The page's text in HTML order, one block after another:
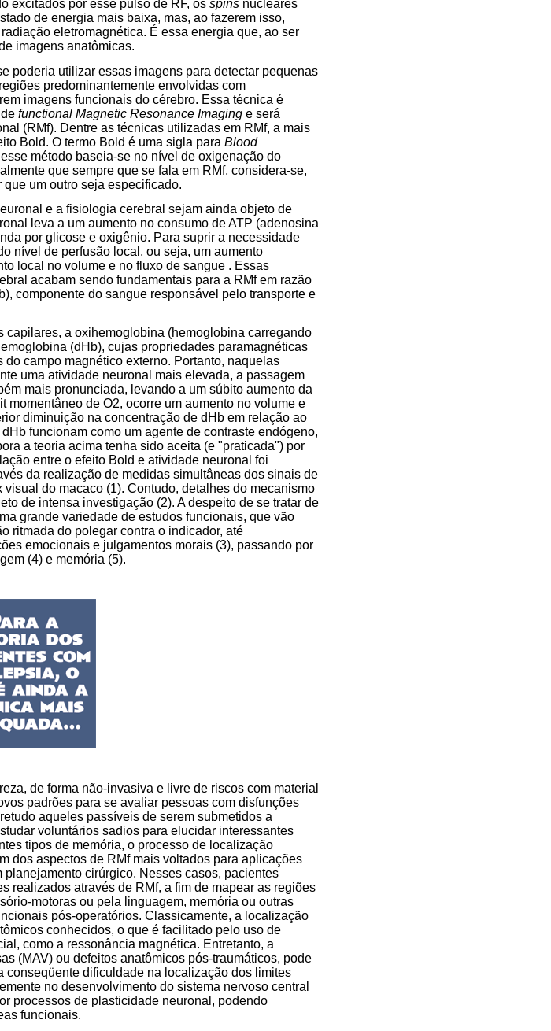
excitados por esse pulso de RF, os spins nucleares
de energia mais baixa, mas, ao fazerem isso,
eletromagnética. É essa energia que, ao ser
imagens anatômicas.
poderia utilizar essas imagens para detectar pequenas
predominantemente envolvidas com
imagens funcionais do cérebro. Essa técnica é
functional Magnetic Resonance Imaging e será
(RMf). Dentre as técnicas utilizadas em RMf, a mais
Bold. O termo Bold é uma sigla para Blood
método baseia-se no nível de oxigenação do
que sempre que se fala em RMf, considera-se,
um outro seja especificado.
e a fisiologia cerebral sejam ainda objeto de
leva a um aumento no consumo de ATP (adenosina
por glicose e oxigênio. Para suprir a necessidade
nível de perfusão local, ou seja, um aumento
local no volume e no fluxo de sangue . Essas
acabam sendo fundamentais para a RMf em razão
componente do sangue responsável pelo transporte e
capilares, a oxihemoglobina (hemoglobina carregando
(dHb), cujas propriedades paramagnéticas
campo magnético externo. Portanto, naquelas
uma atividade neuronal mais elevada, a passagem
mais pronunciada, levando a um súbito aumento da
de O2, ocorre um aumento no volume e
diminuição na concentração de dHb em relação ao
funcionam como um agente de contraste endógeno,
a teoria acima tenha sido aceita (e "praticada") por
entre o efeito Bold e atividade neuronal foi
da realização de medidas simultâneas dos sinais de
do macaco (1). Contudo, detalhes do mecanismo
de intensa investigação (2). A despeito de se tratar de
grande variedade de estudos funcionais, que vão
ritmada do polegar contra o indicador, até
emocionais e julgamentos morais (3), passando por
(4) e memória (5).
de forma não-invasiva e livre de riscos com material
padrões para se avaliar pessoas com disfunções
aqueles passíveis de serem submetidos a
voluntários sadios para elucidar interessantes
tipos de memória, o processo de localização
dos aspectos de RMf mais voltados para aplicações
cirúrgico. Nesses casos, pacientes
realizados através de RMf, a fim de mapear as regiões
motoras ou pela linguagem, memória ou outras
pós-operatórios. Classicamente, a localização
conhecidos, o que é facilitado pelo uso de
como a ressonância magnética. Entretanto, a
(MAV) ou defeitos anatômicos pós-traumáticos, pode
conseqüente dificuldade na localização dos limites
no desenvolvimento do sistema nervoso central
processos de plasticidade neuronal, podendo
funcionais.